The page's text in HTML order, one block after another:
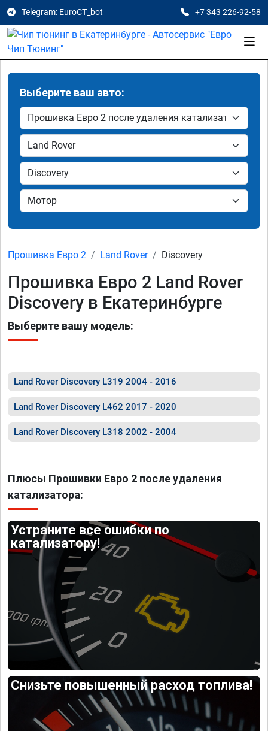
Telegram: EuroCT_bot +7 343 226-92-58
Выберите ваш авто:
Прошивка Евро 2 Land Rover Discovery
Прошивка Евро 2 Land Rover
Discovery в Екатеринбурге
Выберите вашу модель:
Land Rover Discovery L319 2004 - 2016
Land Rover Discovery L462 2017 - 2020
Land Rover Discovery L318 2002 - 2004
Плюсы Прошивки Евро 2 после удаления
катализатора:
Устраните все ошибки по
катализатору!
Снизьте повышенный расход топлива!